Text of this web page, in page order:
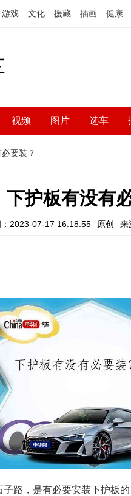
游戏 文化 援藏 插画 健康
视频 图片 选车
要装？
下护板有没有
：2023-07-17 16:18:55 原创 来
路，是有必要安装下护板